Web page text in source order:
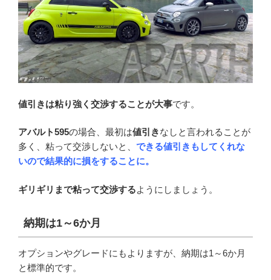
値引きは粘り強く交渉することが大事です。
アバルト595の場合、最初は値引きなしと言われることが
多く、粘って交渉しないと、 できる値引きもしてくれな
いので結果的に損をすることに。
ギリギリまで粘って交渉するようにしましょう。
納期は1～6か月
オプションやグレードにもよりますが、納期は1～6か月
と標準的です。